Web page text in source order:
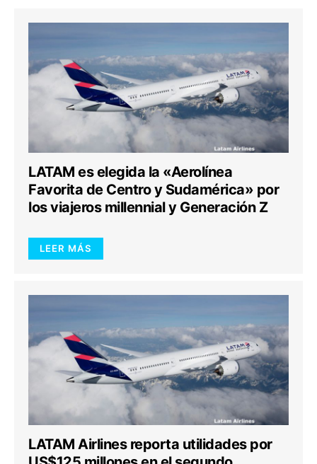
LATAM es elegida la «Aerolínea
Favorita de Centro y Sudamérica» por
los viajeros millennial y Generación Z
LEER MÁS
LATAM Airlines reporta utilidades por